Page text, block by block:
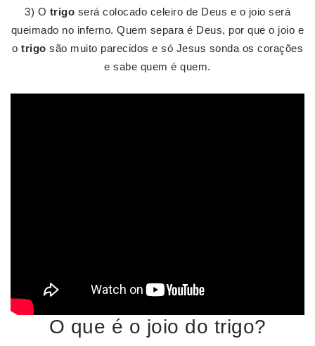
3) O trigo será colocado celeiro de Deus e o joio será
queimado no inferno. Quem separa é Deus, por que o joio e
o trigo são muito parecidos e só Jesus sonda os corações
e sabe quem é quem.
O que é o joio do trigo?